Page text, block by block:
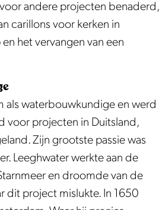
andere projecten benaderd,
carillons voor kerken in
het vervangen van een
als waterbouwkundige en werd
voor projecten in Duitsland,
Zijn grootste passie was
Leeghwater werkte aan de
en droomde van de
dit project mislukte. In 1650